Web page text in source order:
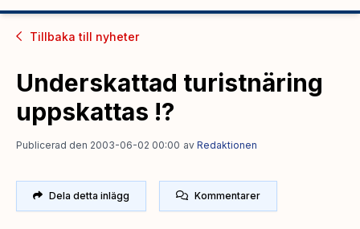
Tillbaka till nyheter
Underskattad turistnäring
uppskattas !?
Publicerad den 2003-06-02 00:00 av Redaktionen
Dela detta inlägg Kommentarer